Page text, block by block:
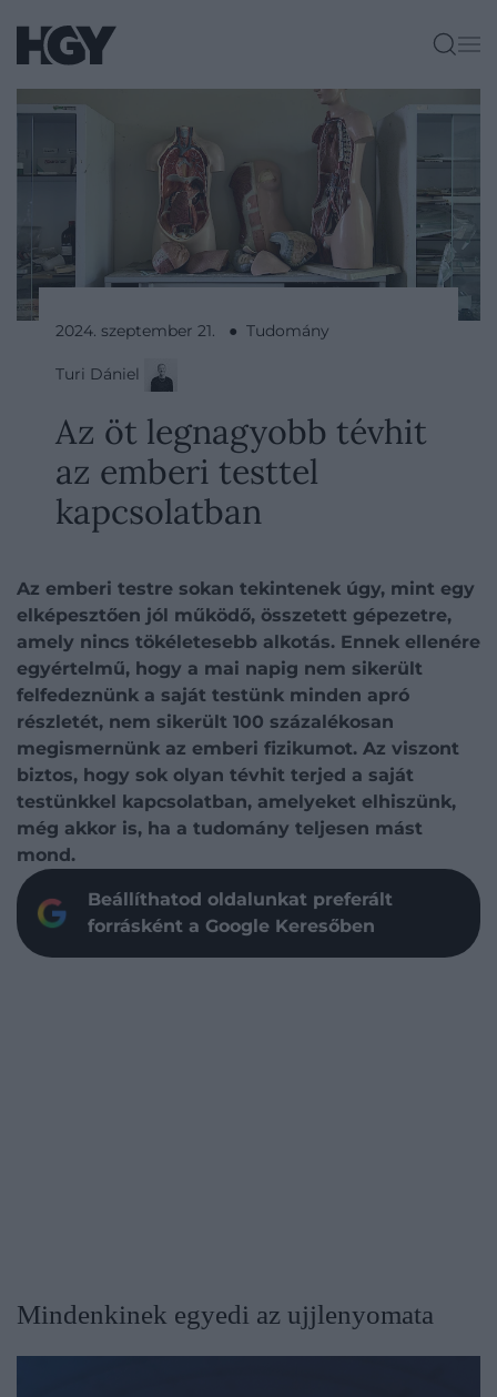
2024. szeptember 21. ● Tudomány
Turi Dániel
Az öt legnagyobb tévhit
az emberi testtel
kapcsolatban
Az emberi testre sokan tekintenek úgy, mint egy
elképesztően jól működő, összetett gépezetre,
amely nincs tökéletesebb alkotás. Ennek ellenére
egyértelmű, hogy a mai napig nem sikerült
felfedeznünk a saját testünk minden apró
részletét, nem sikerült 100 százalékosan
megismernünk az emberi fizikumot. Az viszont
biztos, hogy sok olyan tévhit terjed a saját
testünkkel kapcsolatban, amelyeket elhiszünk,
még akkor is, ha a tudomány teljesen mást
mond.
Beállíthatod oldalunkat preferált
forrásként a Google Keresőben
Mindenkinek egyedi az ujjlenyomata